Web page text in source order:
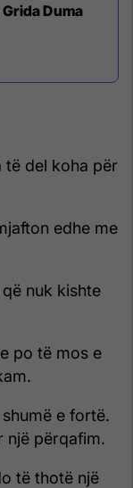
Duma
të del koha për
edhe me
nuk kishte
po të mos e
e fortë.
një përqafim.
të thotë një